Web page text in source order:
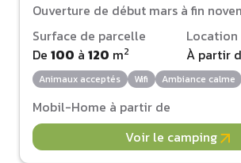
Ouverture de début mars à fin
Surface de parcelle
De 100 à 120 m2
À partir
Animaux acceptés Wifi Ambiance calme
Mobil-Home à partir de
Voir le camping